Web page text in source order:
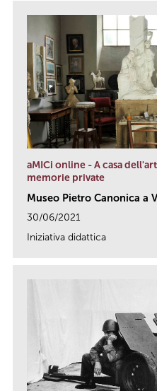
aMICi online - A casa
memorie private
Museo Pietro Canonica a
30/06/2021
Iniziativa didattica